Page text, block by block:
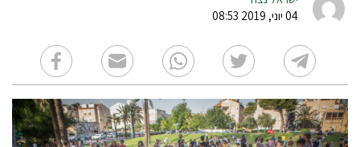
04 יוני, 2019 08:53